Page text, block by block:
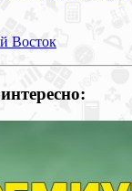
Восток